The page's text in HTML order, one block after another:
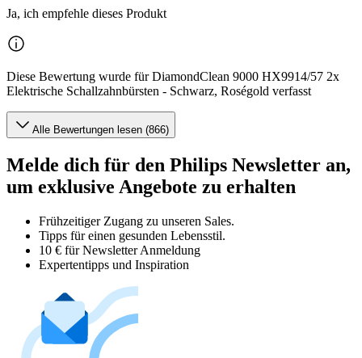
Ja, ich empfehle dieses Produkt
Diese Bewertung wurde für DiamondClean 9000 HX9914/57 2x
Elektrische Schallzahnbürsten - Schwarz, Roségold verfasst
Alle Bewertungen lesen (866)
Melde dich für den Philips Newsletter an,
um exklusive Angebote zu erhalten
Frühzeitiger Zugang zu unseren Sales.
Tipps für einen gesunden Lebensstil.
10 € für Newsletter Anmeldung
Expertentipps und Inspiration